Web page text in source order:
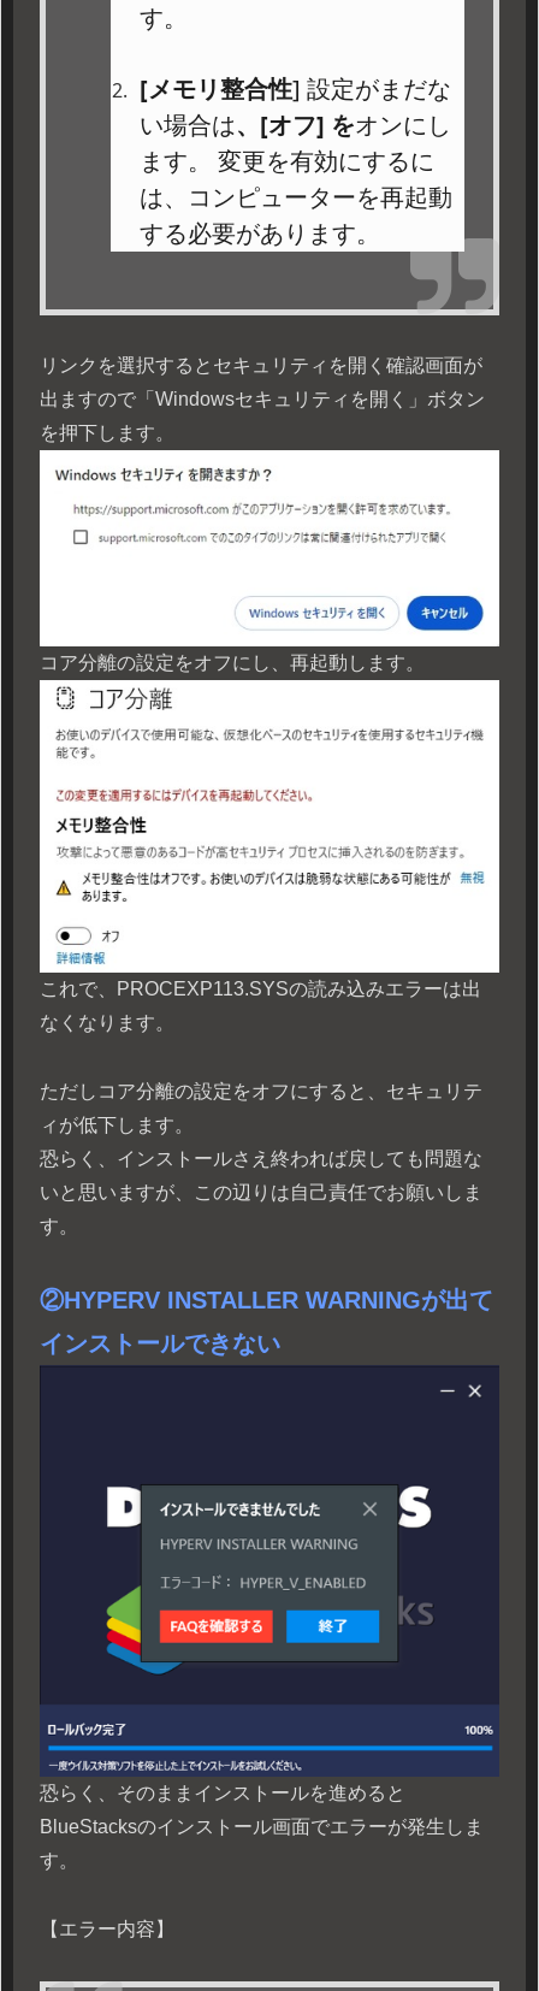
す。
[メモリ整合性] 設定がまだな
い場合は、[オフ] をオンにし
ます。 変更を有効にするに
は、コンピューターを再起動
する必要があります。
リンクを選択するとセキュリティを開く確認画面が
出ますので「Windowsセキュリティを開く」ボタン
を押下します。
コア分離の設定をオフにし、再起動します。
これで、PROCEXP113.SYSの読み込みエラーは出
なくなります。
ただしコア分離の設定をオフにすると、セキュリテ
ィが低下します。
恐らく、インストールさえ終われば戻しても問題な
いと思いますが、この辺りは自己責任でお願いしま
す。
②HYPERV INSTALLER WARNINGが出て
インストールできない
恐らく、そのままインストールを進めると
BlueStacksのインストール画面でエラーが発生しま
す。
【エラー内容】